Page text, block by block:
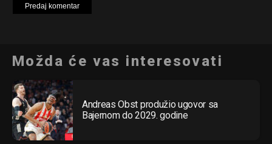
Možda će vas interesovati
Andreas Obst produžio ugovor sa
Bajernom do 2029. godine